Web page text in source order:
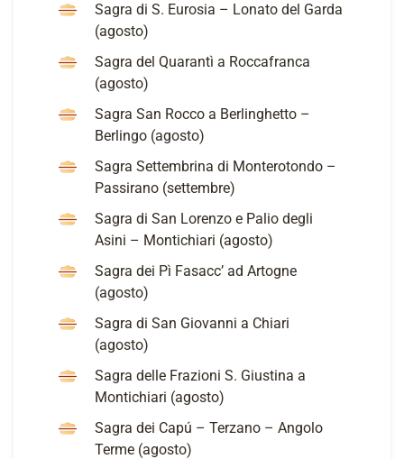
Sagra di S. Eurosia – Lonato del Garda
(agosto)
Sagra del Quarantì a Roccafranca
(agosto)
Sagra San Rocco a Berlinghetto –
Berlingo (agosto)
Sagra Settembrina di Monterotondo –
Passirano (settembre)
Sagra di San Lorenzo e Palio degli
Asini – Montichiari (agosto)
Sagra dei Pì Fasacc’ ad Artogne
(agosto)
Sagra di San Giovanni a Chiari
(agosto)
Sagra delle Frazioni S. Giustina a
Montichiari (agosto)
Sagra dei Capú – Terzano – Angolo
Terme (agosto)